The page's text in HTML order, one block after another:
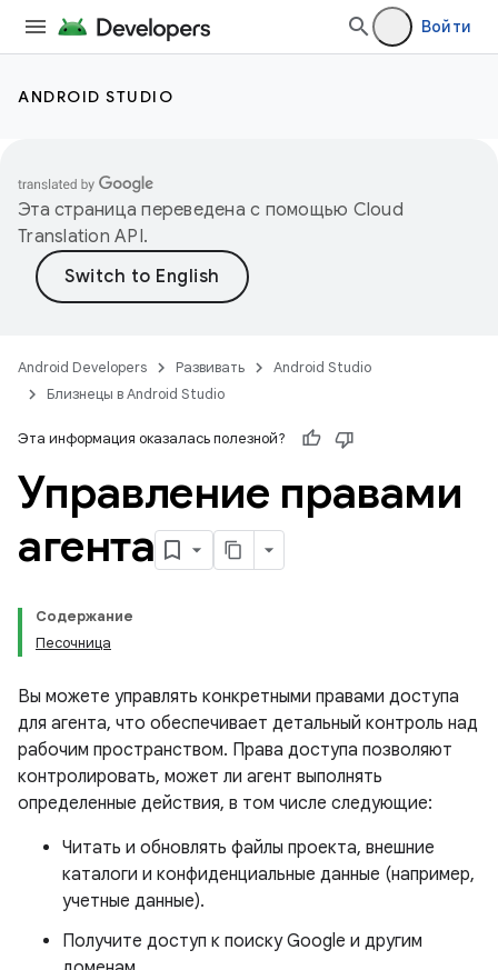
Войти
ANDROID STUDIO
Эта страница переведена с помощью Cloud
Translation API.
Android Developers Развивать
Android Studio
Близнецы в Android Studio
Эта информация оказалась полезной?
Управление правами
агента
Содержание
Песочница
Вы можете управлять конкретными правами доступа
для агента, что обеспечивает детальный контроль над
рабочим пространством. Права доступа позволяют
контролировать, может ли агент выполнять
определенные действия, в том числе следующие:
Читать и обновлять файлы проекта, внешние
каталоги и конфиденциальные данные (например,
учетные данные).
Получите доступ к поиску Google и другим